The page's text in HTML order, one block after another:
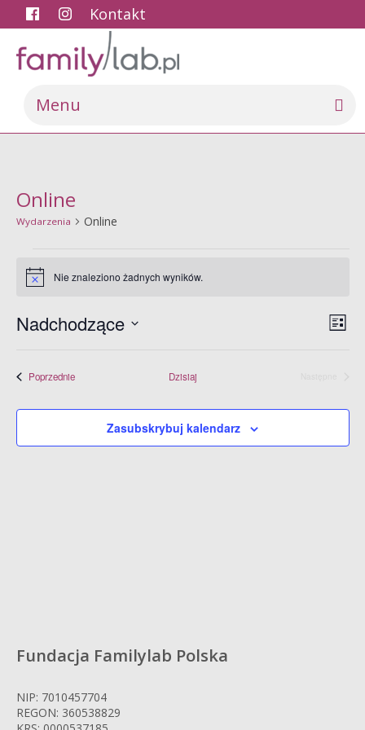
Kontakt
Menu
Online
Wydarzenia Online
Wydarzenia
Powiadomienie
Nie znaleziono żadnych wyników.
Lista
Nadchodzące
PoprzednieWydarzenia Dzisiaj
Zasubskrybuj kalendarz
Fundacja Familylab Polska
NIP: 7010457704
REGON: 360538829